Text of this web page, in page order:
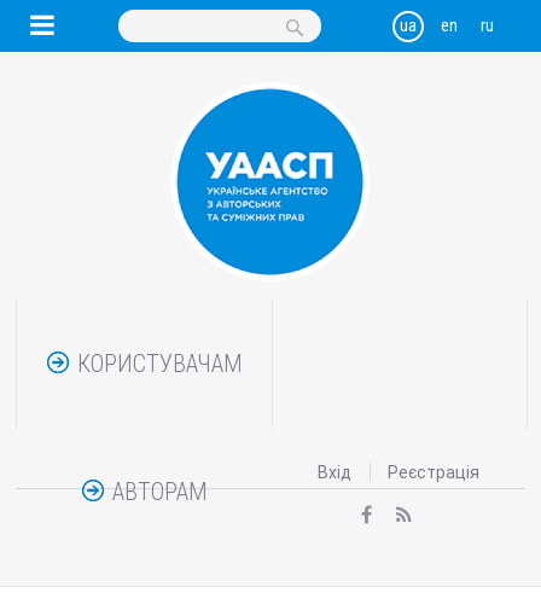
КОРИСТУВАЧАМ
АВТОРАМ
Вхід Реєстрація